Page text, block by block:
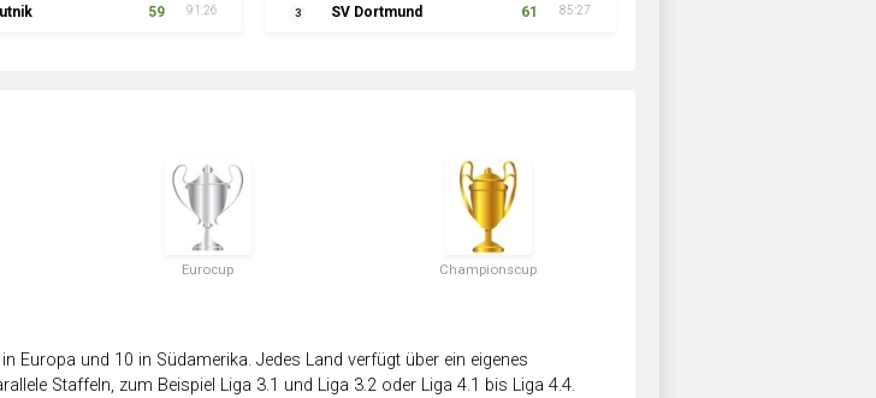
59 91:26 3 SV Dortmund 61 85:27
Eurocup Championscup
Europa und 10 in Südamerika. Jedes Land verfügt über ein eigenes
Staffeln, zum Beispiel Liga 3.1 und Liga 3.2 oder Liga 4.1 bis Liga 4.4.